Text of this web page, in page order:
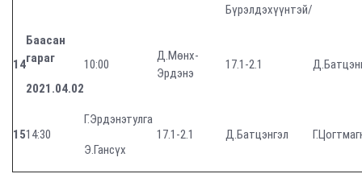
Бүрэлдэхүүнтэй/
14
Баасан
гараг
2021.04.02
10:00
Д.Мөнх-
Эрдэнэ
17.1-2.1
1514:30
Г.Эрдэнэтулга
Э.Гансүх
17.1-2.1 Д.Батцэнгэл